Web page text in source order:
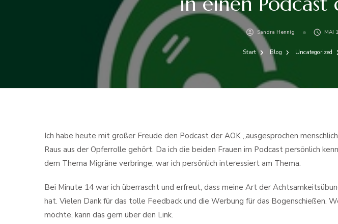
Sandra Hennig MAI
Start Blog Uncategorized
Ich habe heute mit großer Freude den Podcast der AOK „ausgesprochen
Raus aus der Opferrolle gehört. Da ich die beiden Frauen im Podcast persönlich
dem Thema Migräne verbringe, war ich persönlich interessiert am Thema.
Bei Minute 14 war ich überrascht und erfreut, dass meine Art der
hat. Vielen Dank für das tolle Feedback und die Werbung für das Bogenschießen.
möchte, kann das gern über den Link.